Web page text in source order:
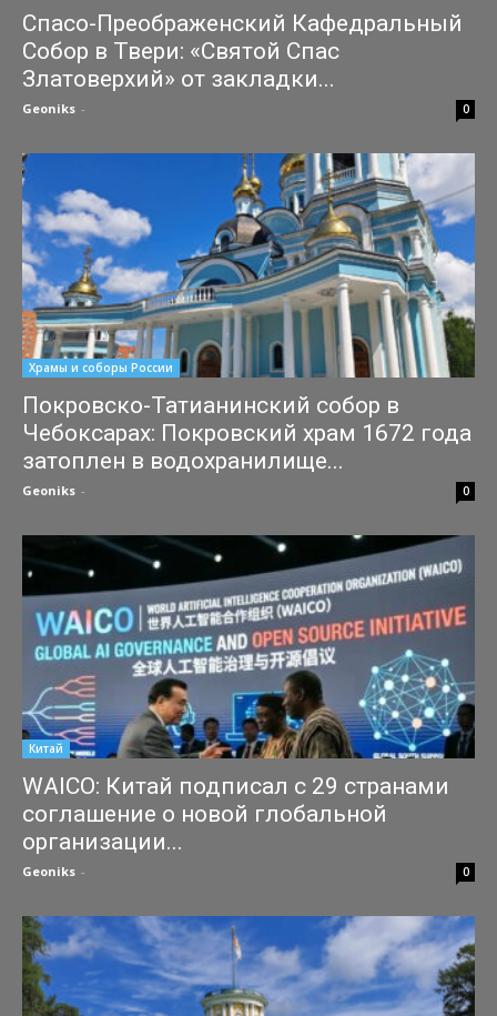
Спасо-Преображенский Кафедральный
Собор в Твери: «Святой Спас
Златоверхий» от закладки...
Geoniks - 0
Храмы и соборы России
Покровско-Татианинский собор в
Чебоксарах: Покровский храм 1672 года
затоплен в водохранилище...
Geoniks - 0
Китай
WAICO: Китай подписал с 29 странами
соглашение о новой глобальной
организации...
Geoniks - 0